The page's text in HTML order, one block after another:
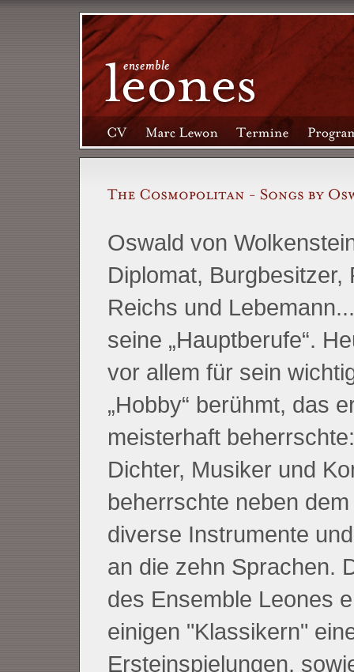
Oswald von
Diplomat, Burgbesitzer,
Reichs und
seine „Hauptberufe“.
vor allem für sein
„Hobby“ berühmt, das
meisterhaft
Dichter, Musiker und
beherrschte neben
diverse Instrumente
an die zehn Sprachen.
des Ensemble Leones
einigen "Klassikern"
Ersteinspielungen,